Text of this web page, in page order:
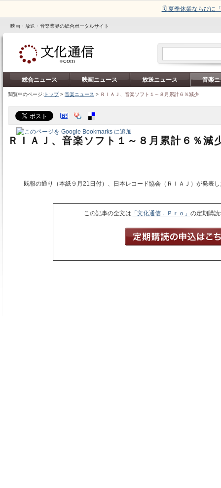
🗓️ 夏季休業ならびに
映画・放送・音楽業界の総合ポータルサイト
総合ニュース 映画ニュース 放送ニュース 音楽
閲覧中のページ: トップ> 音楽ニュース > ＲＩＡＪ、音楽ソフト１～８月累計６％減少
ＲＩＡＪ、音楽ソフト１～８月累計６％減
既報の通り（本紙９月21日付）、日本レコード協会（ＲＩＡＪ）が発表
この記事の全文は 「文化通信．Ｐｒｏ」の定期購